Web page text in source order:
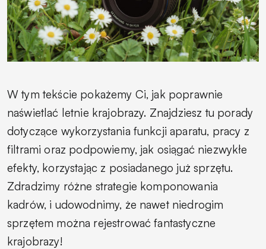
W tym tekście pokażemy Ci, jak poprawnie
naświetlać letnie krajobrazy. Znajdziesz tu porady
dotyczące wykorzystania funkcji aparatu, pracy z
filtrami oraz podpowiemy, jak osiągać niezwykłe
efekty, korzystając z posiadanego już sprzętu.
Zdradzimy różne strategie komponowania
kadrów, i udowodnimy, że nawet niedrogim
sprzętem można rejestrować fantastyczne
krajobrazy!